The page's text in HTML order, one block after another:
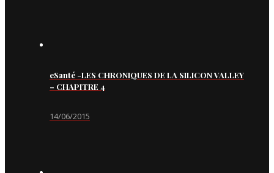
eSanté -LES CHRONIQUES DE LA SILICON VALLEY
– CHAPITRE 4
14/06/2015